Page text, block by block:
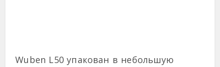
Wuben L50 упакован в небольшую